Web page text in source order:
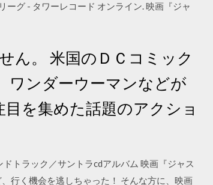
グ - タワーレコード オンライン. 映画『ジャ
ん。 米国のＤＣコミック
ワンダーウーマンなどが
を集めた話題のアクショ
トラック／サントラcdアルバム 映画『ジャス
行く機会を逃しちゃった！ そんな方に、映画